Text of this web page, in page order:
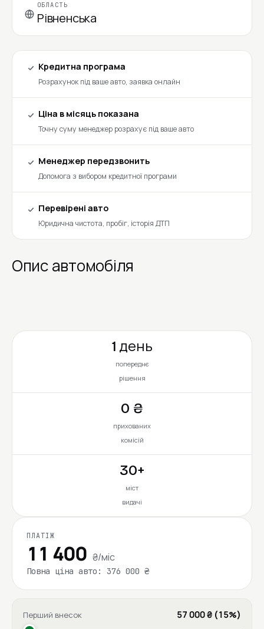
ОБЛАСТЬ
Рівненська
Кредитна програма
Розрахунок під ваше авто, заявка онлайн
Ціна в місяць показана
Точну суму менеджер розрахує під ваше авто
Менеджер передзвонить
Допомога з вибором кредитної програми
Перевірені авто
Юридична чистота, пробіг, історія ДТП
Опис автомобіля
1 день
попереднє
рішення
0 ₴
прихованих
комісій
30+
міст
видачі
ПЛАТІЖ
11 400 ₴/міс
Повна ціна авто: 376 000 ₴
Перший внесок 57 000 ₴ (15%)